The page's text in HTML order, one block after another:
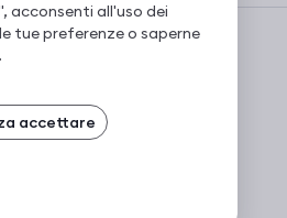
Tutti i diritti riservati.
acconsenti all'uso dei
tue preferenze o saperne
Puoiaccettare